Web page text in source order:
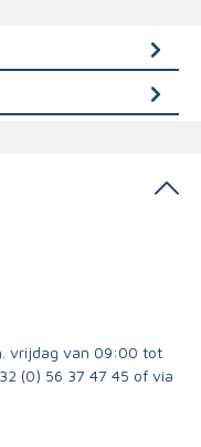
vrijdag van 09:00 tot
(0) 56 37 47 45 of via